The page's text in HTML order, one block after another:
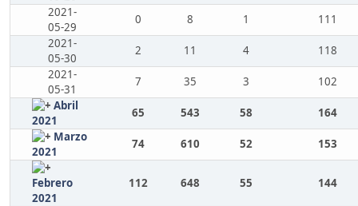
2021-
05-29
0 8 1
111
2021-
05-30
2 11 4
118
2021-
05-31
7 35 3
102
Abril
2021
65 543 58
164
Marzo
2021
74 610 52 153
Febrero
2021
112 648 55 144